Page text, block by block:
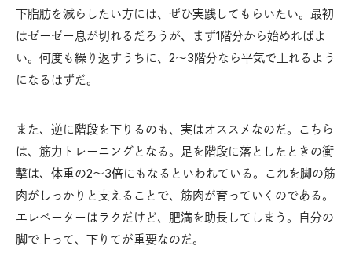
下脂肪を減らしたい方には、ぜひ実践してもらいたい。最初
はゼーゼー息が切れるだろうが、まず1階分から始めればよ
い。何度も繰り返すうちに、2～3階分なら平気で上れるよう
になるはずだ。
また、逆に階段を下りるのも、実はオススメなのだ。こちら
は、筋力トレーニングとなる。足を階段に落としたときの衝
撃は、体重の2～3倍にもなるといわれている。これを脚の筋
肉がしっかりと支えることで、筋肉が育っていくのである。
エレベーターはラクだけど、肥満を助長してしまう。自分の
脚で上って、下りてが重要なのだ。